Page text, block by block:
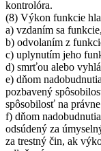
kontrolóra.
(8) Výkon funkcie
a) vzdaním sa funkcie,
b) odvolaním z
c) uplynutím jeho
d) smrťou alebo
e) dňom
pozbavený
spôsobilosť na
f) dňom
odsúdený za
za trestný čin, ak